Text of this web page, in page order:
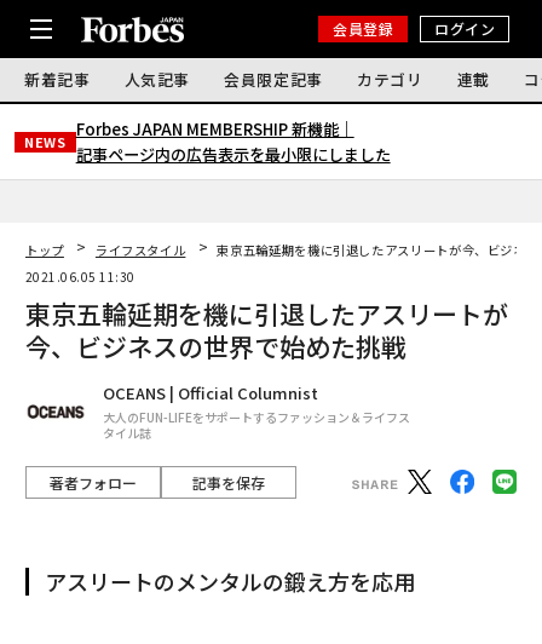
会員登録 ログイン
新着記事 人気記事 会員限定記事 カテゴリ 連載
NEWS
Forbes JAPAN MEMBERSHIP 新機能｜
記事ページ内の広告表示を最小限にしました
トップ ライフスタイル
東京五輪延期を機に引退したアスリートが今、ビジネ
2021.06.05 11:30
東京五輪延期を機に引退したアスリートが
今、ビジネスの世界で始めた挑戦
OCEANS | Official Columnist
大人のFUN-LIFEをサポートするファッション＆ライフス
タイル誌
著者フォロー 記事を保存
アスリートのメンタルの鍛え方を応用